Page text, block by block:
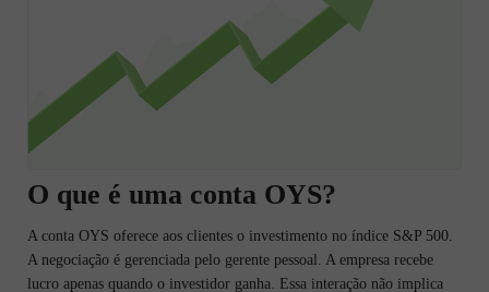
O que é uma conta OYS?
A conta OYS oferece aos clientes o investimento no índice S&P 500.
A negociação é gerenciada pelo gerente pessoal. A empresa recebe
lucro apenas quando o investidor ganha. Essa interação não implica